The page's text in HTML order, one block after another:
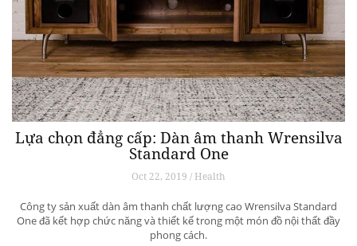
Lựa chọn đẳng cấp: Dàn âm thanh Wrensilva
Standard One
Oct 22, 2019 / Health
Công ty sản xuất dàn âm thanh chất lượng cao Wrensilva Standard
One đã kết hợp chức năng và thiết kế trong một món đồ nội thất đầy
phong cách.